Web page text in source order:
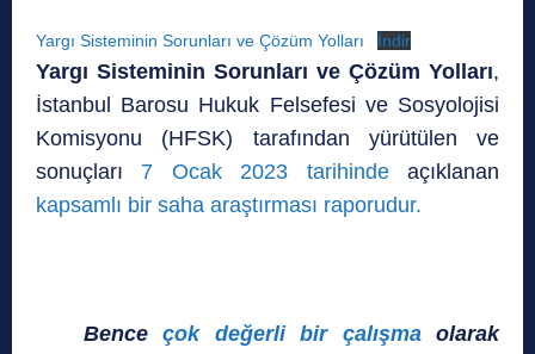
Yargı Sisteminin Sorunları ve Çözüm Yolları İndir
Yargı Sisteminin Sorunları ve Çözüm Yolları,
İstanbul Barosu Hukuk Felsefesi ve Sosyolojisi
Komisyonu (HFSK) tarafından yürütülen ve
sonuçları 7 Ocak 2023 tarihindeaçıklanan
kapsamlı bir saha araştırması raporudur.
Benceçok değerli bir çalışmaolarak